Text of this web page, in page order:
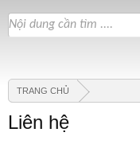
TRANG CHỦ
Liên hệ